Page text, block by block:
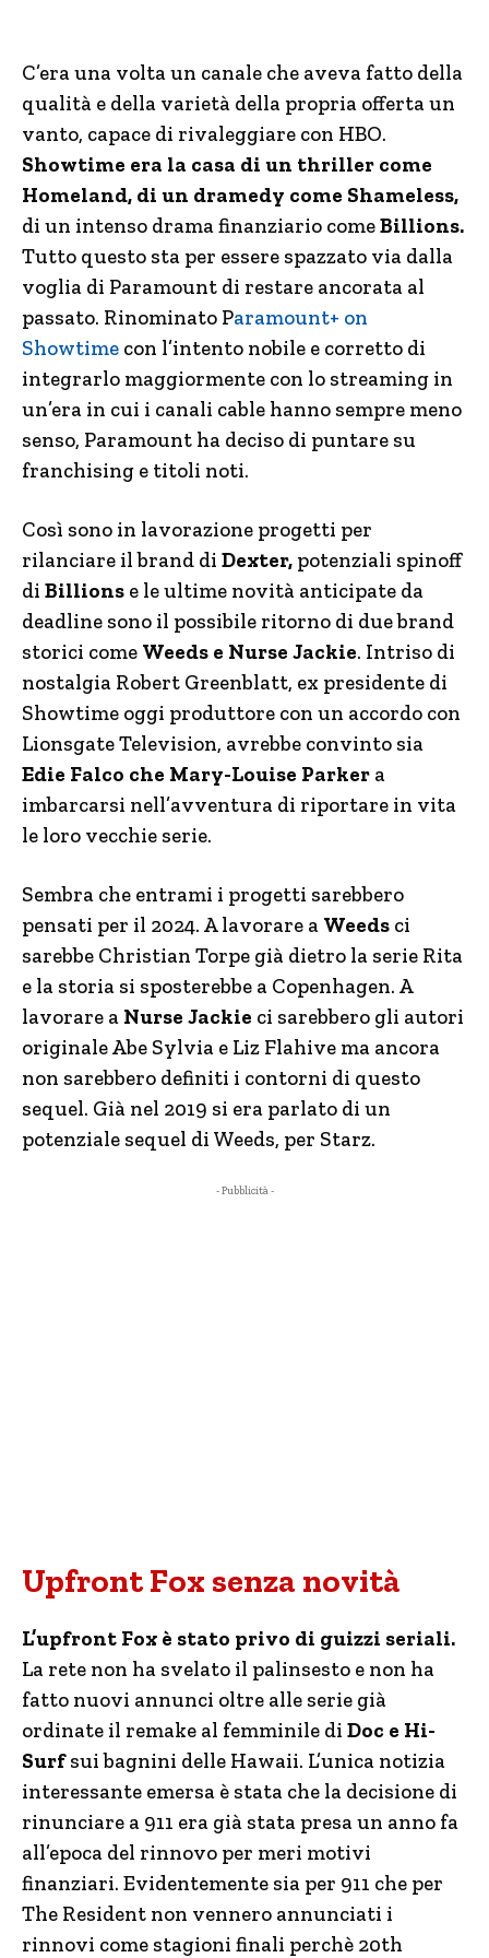
C’era una volta un canale che aveva fatto della
qualità e della varietà della propria offerta un
vanto, capace di rivaleggiare con HBO.
Showtime era la casa di un thriller come
Homeland, di un dramedy come Shameless,
di un intenso drama finanziario comeBillions.
Tutto questo sta per essere spazzato via dalla
voglia di Paramount di restare ancorata al
passato. Rinominato Paramount+ on
Showtime con l’intento nobile e corretto di
integrarlo maggiormente con lo streaming in
un’era in cui i canali cable hanno sempre meno
senso, Paramount ha deciso di puntare su
franchising e titoli noti.
Così sono in lavorazione progetti per
rilanciare il brand di Dexter, potenziali spinoff
di Billions e le ultime novità anticipate da
deadline sono il possibile ritorno di due brand
storici come Weeds e Nurse Jackie. Intriso di
nostalgia Robert Greenblatt, ex presidente di
Showtime oggi produttore con un accordo con
Lionsgate Television, avrebbe convinto sia
Edie Falco che Mary-Louise Parker a
imbarcarsi nell’avventura di riportare in vita
le loro vecchie serie.
Sembra che entrami i progetti sarebbero
pensati per il 2024. A lavorare a Weeds ci
sarebbe Christian Torpe già dietro la serie Rita
e la storia si sposterebbe a Copenhagen. A
lavorare a Nurse Jackie ci sarebbero gli autori
originale Abe Sylvia e Liz Flahive ma ancora
non sarebbero definiti i contorni di questo
sequel. Già nel 2019 si era parlato di un
potenziale sequel di Weeds, per Starz.
- Pubblicità -
Upfront Fox senza novità
L’upfront Fox è stato privo di guizzi seriali.
La rete non ha svelato il palinsesto e non ha
fatto nuovi annunci oltre alle serie già
ordinate il remake al femminile di Doc e Hi-
Surfsui bagnini delle Hawaii. L’unica notizia
interessante emersa è stata che la decisione di
rinunciare a 911 era già stata presa un anno fa
all’epoca del rinnovo per meri motivi
finanziari. Evidentemente sia per 911 che per
The Resident non vennero annunciati i
rinnovi come stagioni finali perchè 20th